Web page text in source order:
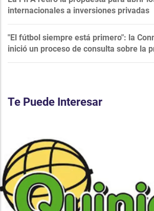
internacionales a inversiones privadas
"El fútbol siempre está primero": la
inició un proceso de consulta sobre la
Te Puede Interesar